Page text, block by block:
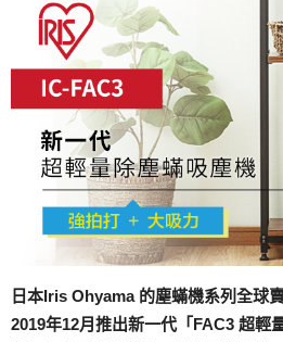
日本Iris Ohyama 的塵蟎機系列全球
2019年12月推出新一代「FAC3 超輕